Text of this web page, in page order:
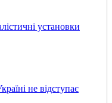
установки
не відступає